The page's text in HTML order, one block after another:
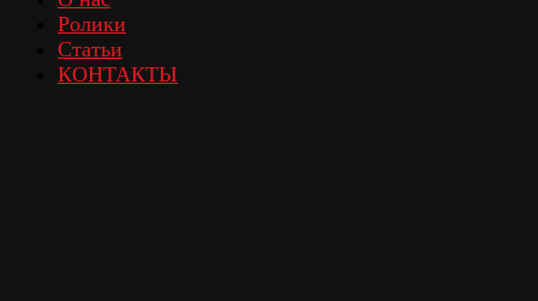
Ролики
Статьи
КОНТАКТЫ